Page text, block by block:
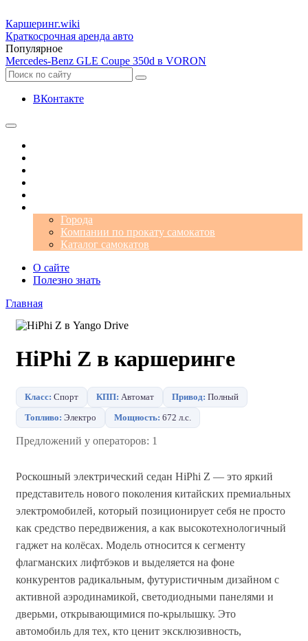
Каршеринг.wiki
Краткосрочная аренда авто
Популярное
Mercedes-Benz GLE Coupe 350d в VORON
ВКонтакте
Города
Компании по прокату самокатов
Каталог самокатов
О сайте
Полезно знать
Главная
HiPhi Z в каршеринге
Класс: Спорт КПП: Автомат Привод: Полный
Топливо: Электро Мощность: 672 л.с.
Предложений у операторов: 1
Роскошный электрический седан HiPhi Z — это яркий
представитель нового поколения китайских премиальных
электромобилей, который позиционирует себя не просто
как средство передвижения, а как высокотехнологичный
гаджет на колёсах. Модель относится к сегменту
флагманских лифтбэков и выделяется на фоне
конкурентов радикальным, футуристичным дизайном с
активной аэродинамикой, светодиодными панелями и
дверьми, открывающимися по-крылышку. Это
автомобиль для тех, кто ценит эксклюзивность,